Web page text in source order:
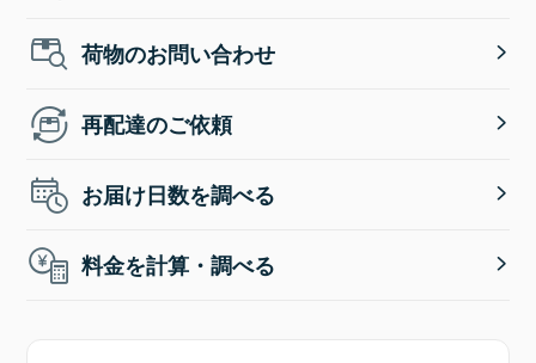
荷物のお問い合わせ
再配達のご依頼
お届け日数を調べる
料金を計算・調べる